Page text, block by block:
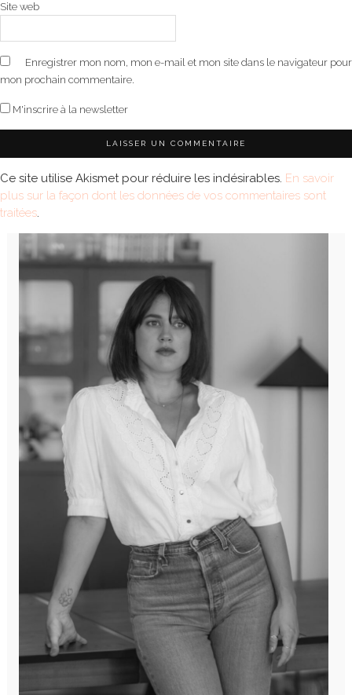
Site web
Enregistrer mon nom, mon e-mail et mon site dans le navigateur pour
mon prochain commentaire.
M'inscrire à la newsletter
Ce site utilise Akismet pour réduire les indésirables. En savoir
plus sur la façon dont les données de vos commentaires sont
traitées.